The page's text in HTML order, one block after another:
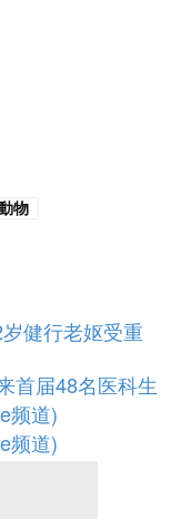
物
健行老妪受重
首届48名医科生
频道)
频道)